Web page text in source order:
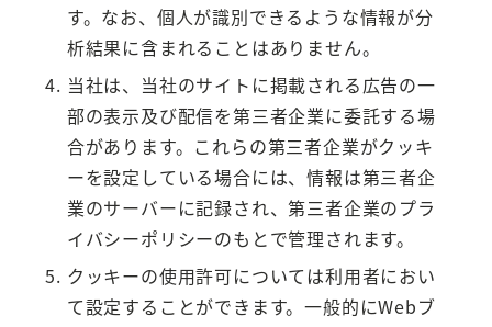
す。なお、個人が識別できるような情報が分
析結果に含まれることはありません。
当社は、当社のサイトに掲載される広告の一
部の表示及び配信を第三者企業に委託する場
合があります。これらの第三者企業がクッキ
ーを設定している場合には、情報は第三者企
業のサーバーに記録され、第三者企業のプラ
イバシーポリシーのもとで管理されます。
クッキーの使用許可については利用者におい
て設定することができます。一般的にWebブ